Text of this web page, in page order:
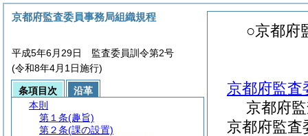
○京都府
京都府監査
京都府
京都府監査
京都府監査委員事務局組織規程
平成5年6月29日 監査委員訓令第2号
(令和8年4月1日施行)
条項目次
沿革
本則
第１条(趣旨)
第２条(課の設置)